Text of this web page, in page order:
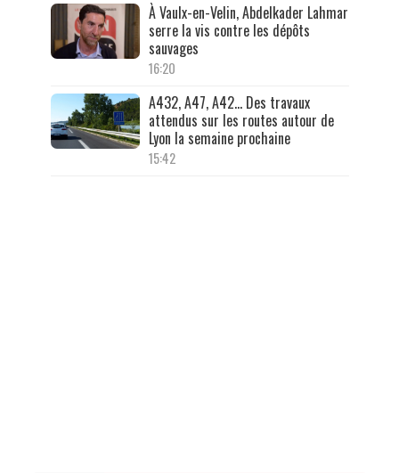
À Vaulx-en-Velin, Abdelkader Lahmar
serre la vis contre les dépôts
sauvages
16:20
A432, A47, A42… Des travaux
attendus sur les routes autour de
Lyon la semaine prochaine
15:42